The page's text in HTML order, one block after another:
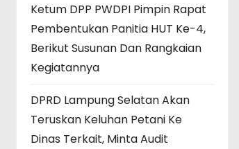
Ketum DPP PWDPI Pimpin Rapat
Pembentukan Panitia HUT Ke-4,
Berikut Susunan Dan Rangkaian
Kegiatannya
DPRD Lampung Selatan Akan
Teruskan Keluhan Petani Ke
Dinas Terkait, Minta Audit